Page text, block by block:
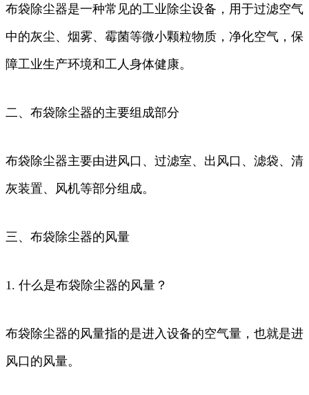
布袋除尘器是一种常见的工业除尘设备，用于过滤空气
中的灰尘、烟雾、霉菌等微小颗粒物质，净化空气，保
障工业生产环境和工人身体健康。
二、布袋除尘器的主要组成部分
布袋除尘器主要由进风口、过滤室、出风口、滤袋、清
灰装置、风机等部分组成。
三、布袋除尘器的风量
1. 什么是布袋除尘器的风量？
布袋除尘器的风量指的是进入设备的空气量，也就是进
风口的风量。